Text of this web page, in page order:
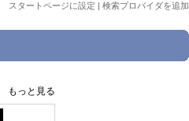
スタートページに設定 | 検索プロバイダを追加
もっと見る